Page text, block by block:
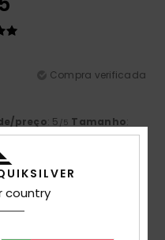
Compra verificada
preço: 5 /5 Tamanho:
: 5/5
country